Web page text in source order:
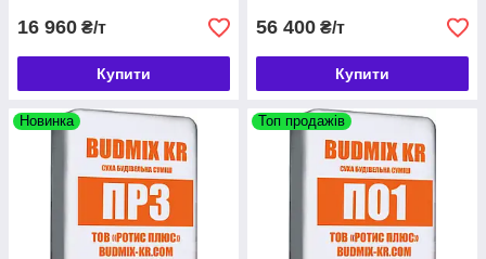
16 960 ₴/т
Купити
56 400 ₴/т
Купити
Новинка Топ продажів